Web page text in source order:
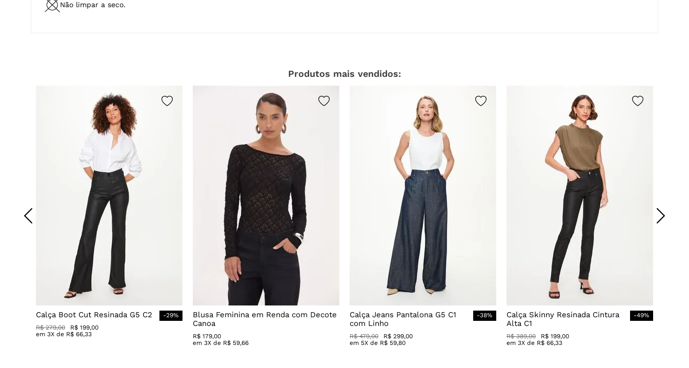
Não limpar a seco.
Produtos mais vendidos:
Calça Boot Cut Resinada G5 C2 -29%
R$ 279,00 R$ 199,00
em3X de R$ 66,33
Blusa Feminina em Renda com Decote
Canoa
R$ 179,00
em3X de R$ 59,66
Calça Jeans Pantalona G5 C1
com Linho
-38%
R$ 479,00 R$ 299,00
em 5X de R$ 59,80
Calça Skinny Resinada Cintura
Alta C1
-49%
R$ 389,00 R$ 199,00
em3X de R$ 66,33